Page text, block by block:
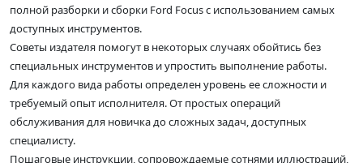
полной разборки и сборки Ford Focus с использованием самых
доступных инструментов.
Советы издателя помогут в некоторых случаях обойтись без
специальных инструментов и упростить выполнение работы.
Для каждого вида работы определен уровень ее сложности и
требуемый опыт исполнителя. От простых операций
обслуживания для новичка до сложных задач, доступных
специалисту.
Пошаговые инструкции, сопровождаемые сотнями иллюстраций,